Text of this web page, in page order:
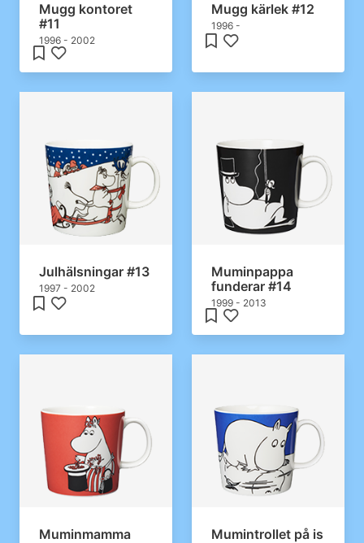
Mugg kontoret
#11
1996 - 2002
Mugg kärlek #12
1996 -
Julhälsningar #13
1997 - 2002
Muminpappa
funderar #14
1999 - 2013
Muminmamma
Mumintrollet på is